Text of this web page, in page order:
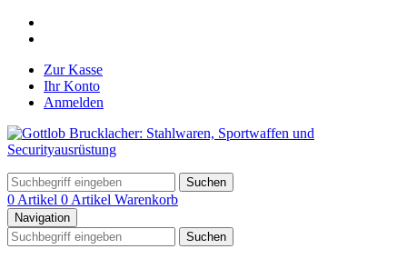
Zur Kasse
Ihr Konto
Anmelden
Suchen
0 Artikel 0 Artikel Warenkorb
Navigation
Suchen